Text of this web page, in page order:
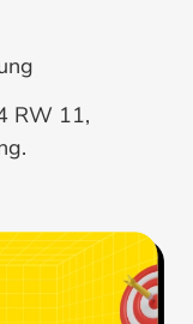
RW 11,